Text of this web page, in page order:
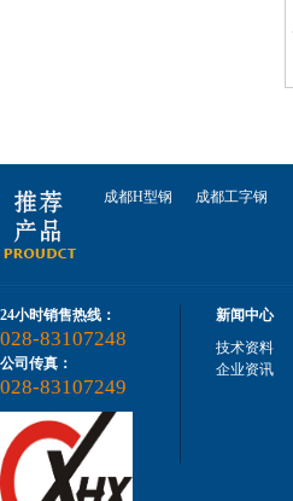
成都钢轨枕木
成都H型钢 成都工字钢
24小时销售热线：
028-83107248
公司传真：
028-83107249
新闻中心
技术资料
企业资讯